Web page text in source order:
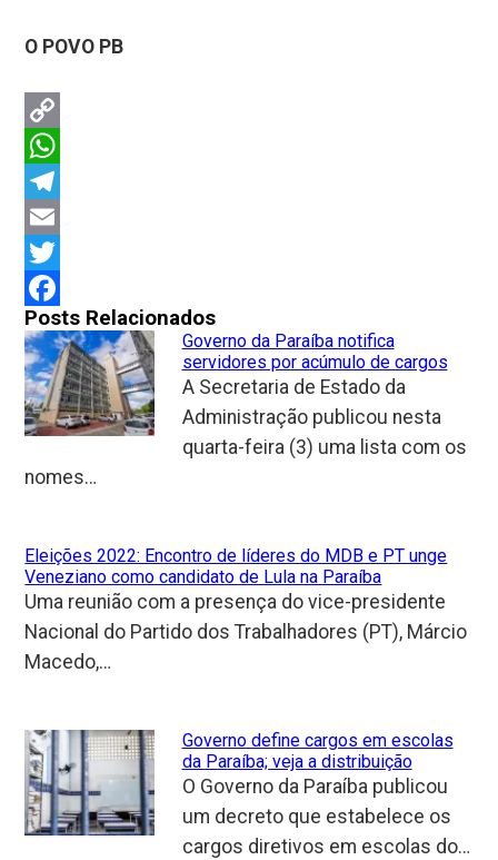
O POVO PB
Copy
Link
WhatsApp
Telegram
Email
Twitter
Facebook
Posts Relacionados
Governo da Paraíba notifica
servidores por acúmulo de cargos
A Secretaria de Estado da
Administração publicou nesta
quarta-feira (3) uma lista com os
nomes…
Eleições 2022: Encontro de líderes do MDB e PT unge
Veneziano como candidato de Lula na Paraíba
Uma reunião com a presença do vice-presidente
Nacional do Partido dos Trabalhadores (PT), Márcio
Macedo,…
Governo define cargos em escolas
da Paraíba; veja a distribuição
O Governo da Paraíba publicou
um decreto que estabelece os
cargos diretivos em escolas do…